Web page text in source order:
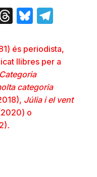
Threads
Bluesky
és periodista,
llibres per a
categoria
Júlia i el vent
o
.